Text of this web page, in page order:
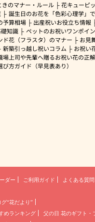
のマナー・ルール
花キューピ
誕生日のお花を「色彩心理学」
予算相場 出産祝いお役立ち情報
知識
ペットのお祝いワンポイ
ド花（フラスタ）のマナー
お見
新築引っ越し祝いコラム
お祝い
場上司や先輩へ贈るお祝い花の正
方ガイド（早見表あり）
ダー ご利用ガイド よくある質問
“花だより”
めランキング
父の日 花のギフト・